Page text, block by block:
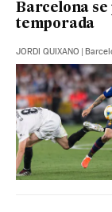
Barcelona
temporada
JORDI QUIXANO |